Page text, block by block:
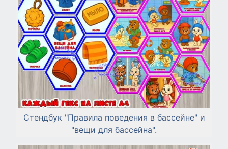
Стендбук "Правила поведения в бассейне" и
"вещи для бассейна".